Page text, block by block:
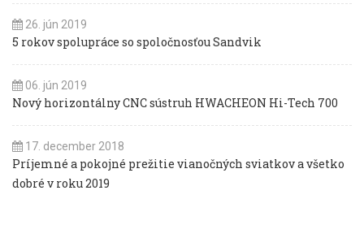
26. jún 2019
5 rokov spolupráce so spoločnosťou Sandvik
06. jún 2019
Nový horizontálny CNC sústruh HWACHEON Hi-Tech 700
17. december 2018
Príjemné a pokojné prežitie vianočných sviatkov a všetko
dobré v roku 2019